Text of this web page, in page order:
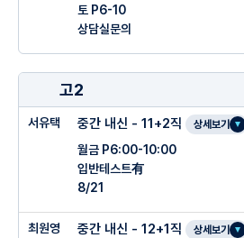
토 P6-10
상담실문의
★ 학생에게 필요한 맞춤 소수수업
★ 수업시간(3시간/4시간) 및 회차 선택 가능
★ 개인별 약점 보완 및 선행
★ 수학적 능력과 학습 습관 교정
○ 냉철한 학생 분석을 통한 개별 솔루션 제시
고2
서유택 중간 내신 - 11+2직 상세보기
월금 P6:00-10:00
입반테스트有
8/21
최원영 중간 내신 - 12+1직 상세보기